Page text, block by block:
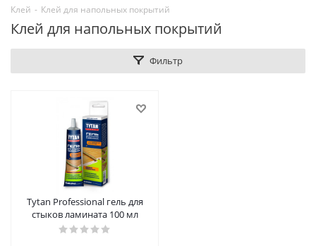
Клей - Клей для напольных покрытий
Клей для напольных покрытий
Фильтр
Tytan Professional гель для
стыков ламината 100 мл